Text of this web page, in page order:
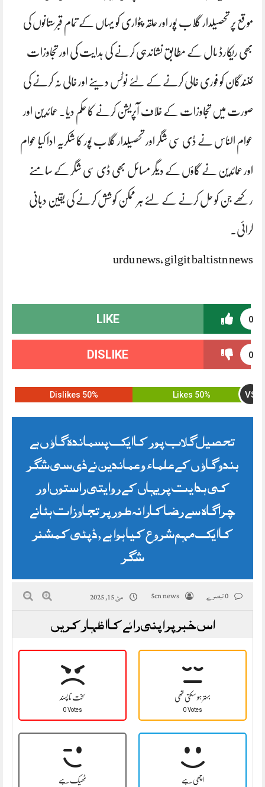
موقع پر تحصیلدار گلاب پور اور حلقہ پٹواری کو یہاں کے تمام قبرستانوں کی
بھی ریکارڈ مال کے مطابق نشاندہی کرنے کی ہدایت کی اور تجاوزات
کنندگان کو فوری خالی کرنے کے لئے نوٹس دینے اور خالی نہ کرنے کی
صورت میں تجاوزات کے خلاف آپریشن کرنے کا حکم دیا۔ عمائدین اور
عوام الناس نے ڈی سی شگر اور تحصیلدار گلاب پور کا شکریہ ادا کیا عوام
اور عمائدین نے گاؤں کے دیگر مسائل بھی ڈی سی شگر کے سامنے
رکھے جن کو حل کرنے کے لئے ہر ممکن کوشش کرنے کی یقین دہانی
کرائی۔
urdu news, gilgit baltistn news
0
LIKE
0
DISLIKE
50% Likes VS
50% Dislikes
تحصیل گلاب پور کا ایک پسماندہ گاؤں ہے
بندو گاؤں کے علماء و عمائدین نے ڈی سی شگر
کی ہدایت پر یہاں کے روایتی راستوں اور
چراگاہ سے رضاکارانہ طور پر تجاوزات ہٹانے
کا ایک مہم شروع کیا ہوا ہے , ڈپٹی کمشنر
شگر
5cn news مئ 15, 2025
اس خبر پر اپنی رائے کا اظہار کریں
سخت نا پسند
0 Votes
بہتر ہو سکتی تھی
0 Votes
ٹھیک ہے اچھی ہے